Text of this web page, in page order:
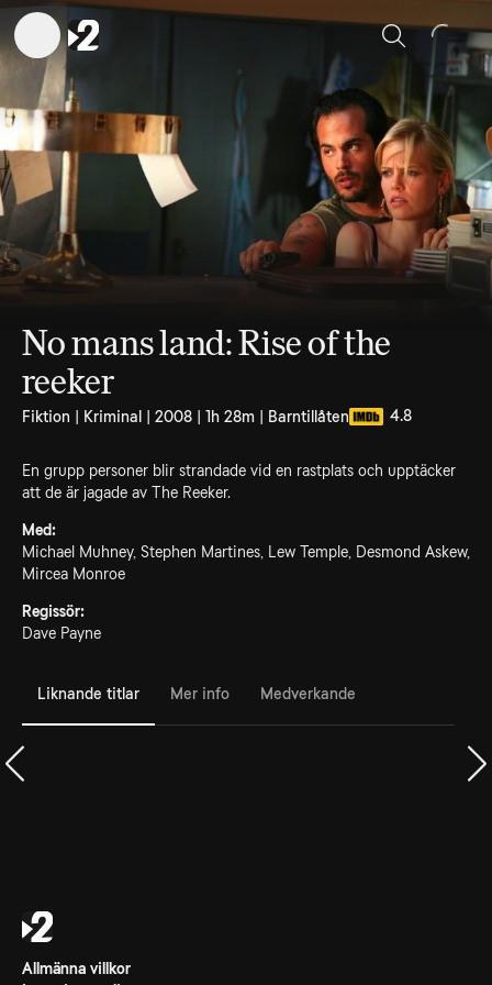
Sök
No mans land: Rise of the
reeker
Fiktion | Kriminal | 2008 | 1h 28m | Barntillåten 4.8
En grupp personer blir strandade vid en rastplats och upptäcker
att de är jagade av The Reeker.
Med:
Michael Muhney, Stephen Martines, Lew Temple, Desmond Askew,
Mircea Monroe
Regissör:
Dave Payne
Liknande titlar Mer info Medverkande
Allmänna villkor